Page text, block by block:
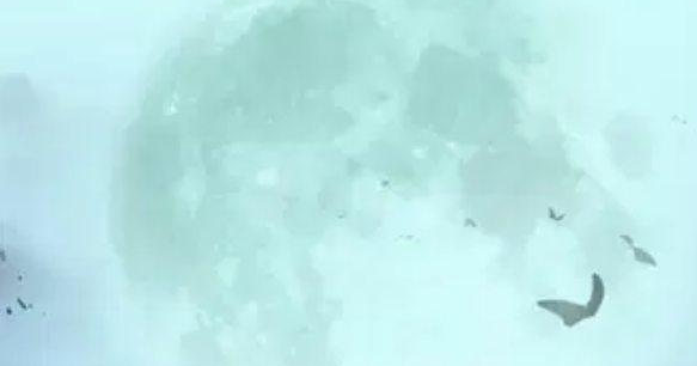
Korvensivu, Moonflower Pollination Vol.1
Asiakasomistajahinta